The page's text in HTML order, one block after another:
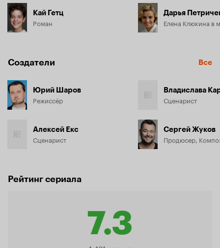
Кай Гетц
Роман
Дарья
Елена Клюкина в
Создатели Все
Юрий Шаров
Режиссёр
Алексей Екс
Сценарист
Владислава
Сценарист
Сергей Жуков
Продюсер,
Рейтинг сериала
7.3